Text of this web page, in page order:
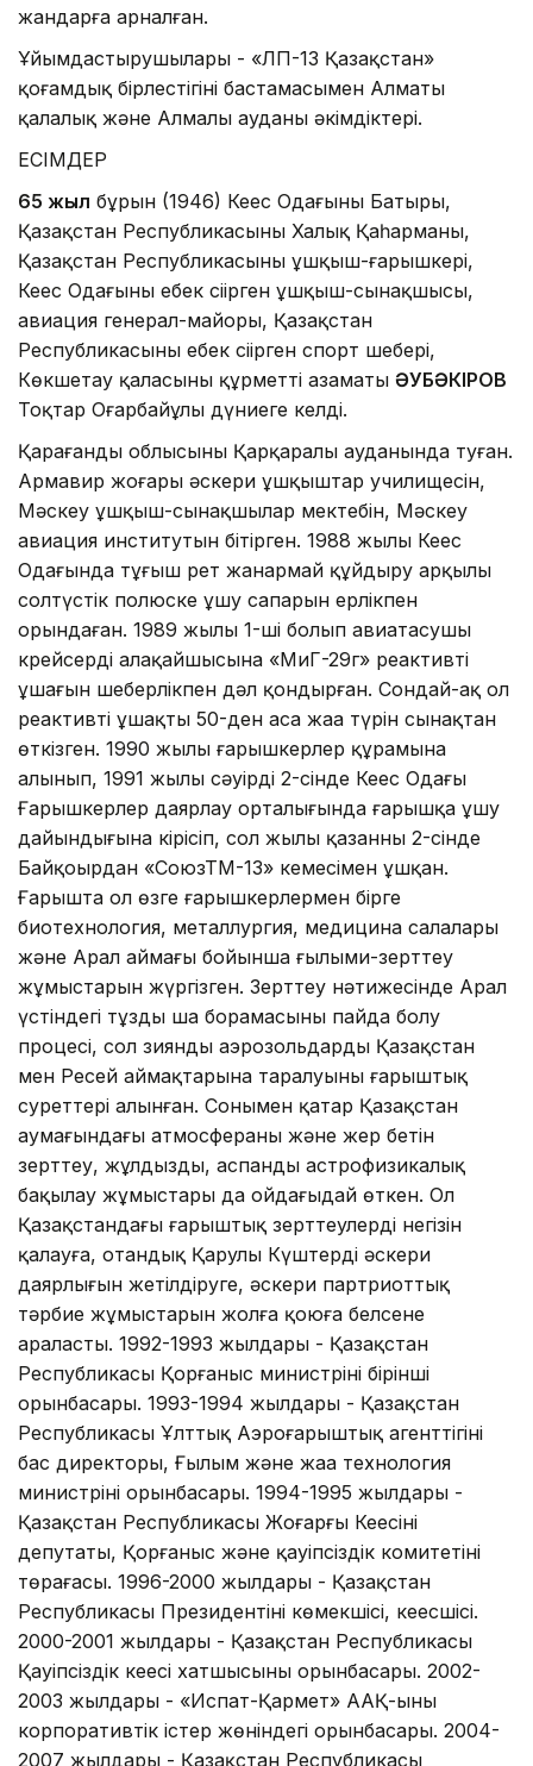
жандарға арналған.
Ұйымдастырушылары - «ЛП-13 Қазақстан»
қоғамдық бірлестігінің бастамасымен Алматы
қалалық және Алмалы ауданы әкімдіктері.
ЕСІМДЕР
65 жыл бұрын (1946) Кеңес Одағының Батыры,
Қазақстан Республикасының Халық Қаһарманы,
Қазақстан Республикасының ұшқыш-ғарышкері,
Кеңес Одағының еңбек сіңірген ұшқыш-сынақшысы,
авиация генерал-майоры, Қазақстан
Республикасының еңбек сіңірген спорт шебері,
Көкшетау қаласының құрметті азаматы ӘУБӘКІРОВ
Тоқтар Оңғарбайұлы дүниеге келді.
Қарағанды облысының Қарқаралы ауданында туған.
Армавир жоғары әскери ұшқыштар училищесін,
Мәскеу ұшқыш-сынақшылар мектебін, Мәскеу
авиация институтын бітірген. 1988 жылы Кеңес
Одағында тұңғыш рет жанармай құйдыру арқылы
солтүстік полюске ұшу сапарын ерлікпен
орындаған. 1989 жылы 1-ші болып авиатасушы
крейсердің алаңқайшысына «МиГ-29г» реактивті
ұшағын шеберлікпен дәл қондырған. Сондай-ақ ол
реактивті ұшақтың 50-ден аса жаңа түрін сынақтан
өткізген. 1990 жылы ғарышкерлер құрамына
алынып, 1991 жылы сәуірдің 2-сінде Кеңес Одағы
Ғарышкерлер даярлау орталығында ғарышқа ұшу
дайындығына кірісіп, сол жылы қазанның 2-сінде
Байқоңырдан «СоюзТМ-13» кемесімен ұшқан.
Ғарышта ол өзге ғарышкерлермен бірге
биотехнология, металлургия, медицина салалары
және Арал аймағы бойынша ғылыми-зерттеу
жұмыстарын жүргізген. Зерттеу нәтижесінде Арал
үстіндегі тұзды шаң борамасының пайда болу
процесі, сол зиянды аэрозольдардың Қазақстан
мен Ресей аймақтарына таралуының ғарыштық
суреттері алынған. Сонымен қатар Қазақстан
аумағындағы атмосфераны және жер бетін
зерттеу, жұлдызды, аспанды астрофизикалық
бақылау жұмыстары да ойдағыдай өткен. Ол
Қазақстандағы ғарыштық зерттеулердің негізін
қалауға, отандық Қарулы Күштердің әскери
даярлығын жетілдіруге, әскери партриоттық
тәрбие жұмыстарын жолға қоюға белсене
араласты. 1992-1993 жылдары - Қазақстан
Республикасы Қорғаныс министрінің бірінші
орынбасары. 1993-1994 жылдары - Қазақстан
Республикасы Ұлттық Аэроғарыштық агенттігінің
бас директоры, Ғылым және жаңа технология
министрінің орынбасары. 1994-1995 жылдары -
Қазақстан Республикасы Жоғарғы Кеңесінің
депутаты, Қорғаныс және қауіпсіздік комитетінің
төрағасы. 1996-2000 жылдары - Қазақстан
Республикасы Президентінің көмекшісі, кеңесшісі.
2000-2001 жылдары - Қазақстан Республикасы
Қауіпсіздік кеңесі хатшысының орынбасары. 2002-
2003 жылдары - «Испат-Қармет» ААҚ-ының
корпоративтік істер жөніндегі орынбасары. 2004-
2007 жылдары - Қазақстан Республикасы